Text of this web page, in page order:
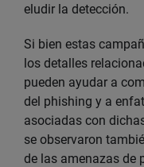
eludir la detección.
Si bien estas
los detalles
pueden ayudar a
del phishing y a
asociadas con
se observaron
de las amenazas de